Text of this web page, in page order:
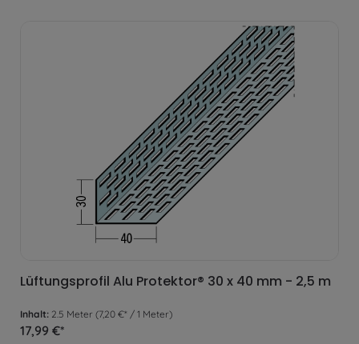
Lüftungsprofil Alu Protektor® 30 x 40 mm - 2,5 m
Inhalt: 2.5 Meter (7,20 €* / 1 Meter)
17,99 €*